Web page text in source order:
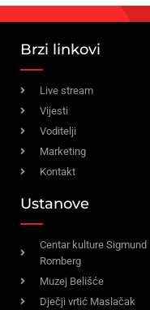
Brzi linkovi
Live stream
Vijesti
Voditelji
Marketing
Kontakt
Ustanove
Centar kulture Sigmund
Romberg
Muzej Belišće
Dječji vrtić Maslačak